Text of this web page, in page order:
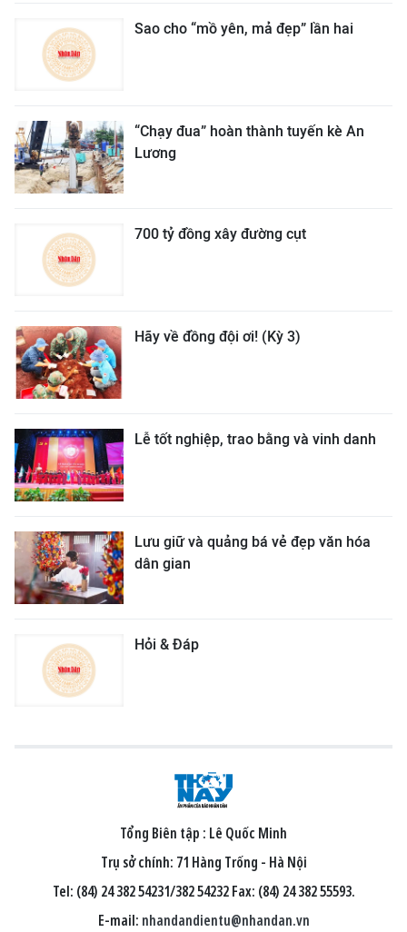
Sao cho “mồ yên, mả đẹp” lần hai
“Chạy đua” hoàn thành tuyến kè An
Lương
700 tỷ đồng xây đường cụt
Hãy về đồng đội ơi! (Kỳ 3)
Lễ tốt nghiệp, trao bằng và vinh danh
Lưu giữ và quảng bá vẻ đẹp văn hóa
dân gian
Hỏi & Đáp
Tổng Biên tập : Lê Quốc Minh
Trụ sở chính: 71 Hàng Trống - Hà Nội
Tel: (84) 24 382 54231/382 54232 Fax: (84) 24 382 55593.
E-mail: nhandandientu@nhandan.vn